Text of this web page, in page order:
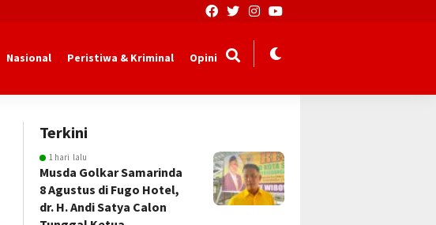
Nasional Peristiwa & Kriminal Opini
Terkini
1 hari lalu
Musda Golkar Samarinda
8 Agustus di Fugo Hotel,
dr. H. Andi Satya Calon